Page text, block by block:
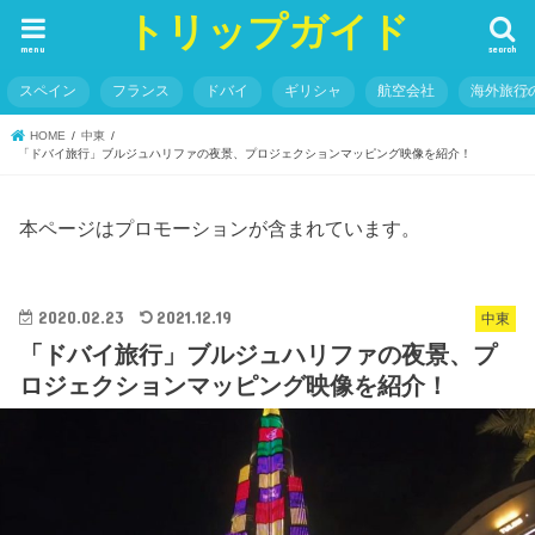
トリップガイド search
menu
スペイン フランス ドバイ ギリシャ 航空会社 海外旅行
HOME
中東
「ドバイ旅行」ブルジュハリファの夜景、プロジェクションマッピング映像を紹介！
本ページはプロモーションが含まれています。
中東
2020.02.23 2021.12.19
「ドバイ旅行」ブルジュハリファの夜景、プ
ロジェクションマッピング映像を紹介！